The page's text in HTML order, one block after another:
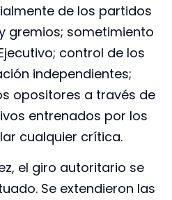
de los partidos
gremios; sometimiento
control de los
independientes;
opositores a través de
entrenados por los
cualquier crítica.
el giro autoritario se
Se extendieron las